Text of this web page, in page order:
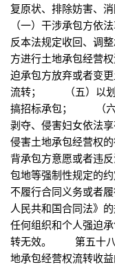
复原状、排除妨害、
（一）干涉承包方
反本法规定收回、
方进行土地承包经
迫承包方放弃或者变
流转； （五）以划分
搞招标承包； （六
剥夺、侵害妇女依
侵害土地承包经营
背承包方意愿或者违
包地等强制性规定
不履行合同义务或者
人民共和国合同法
任何组织和个人强迫
转无效。 第五十八
地承包经营权流转